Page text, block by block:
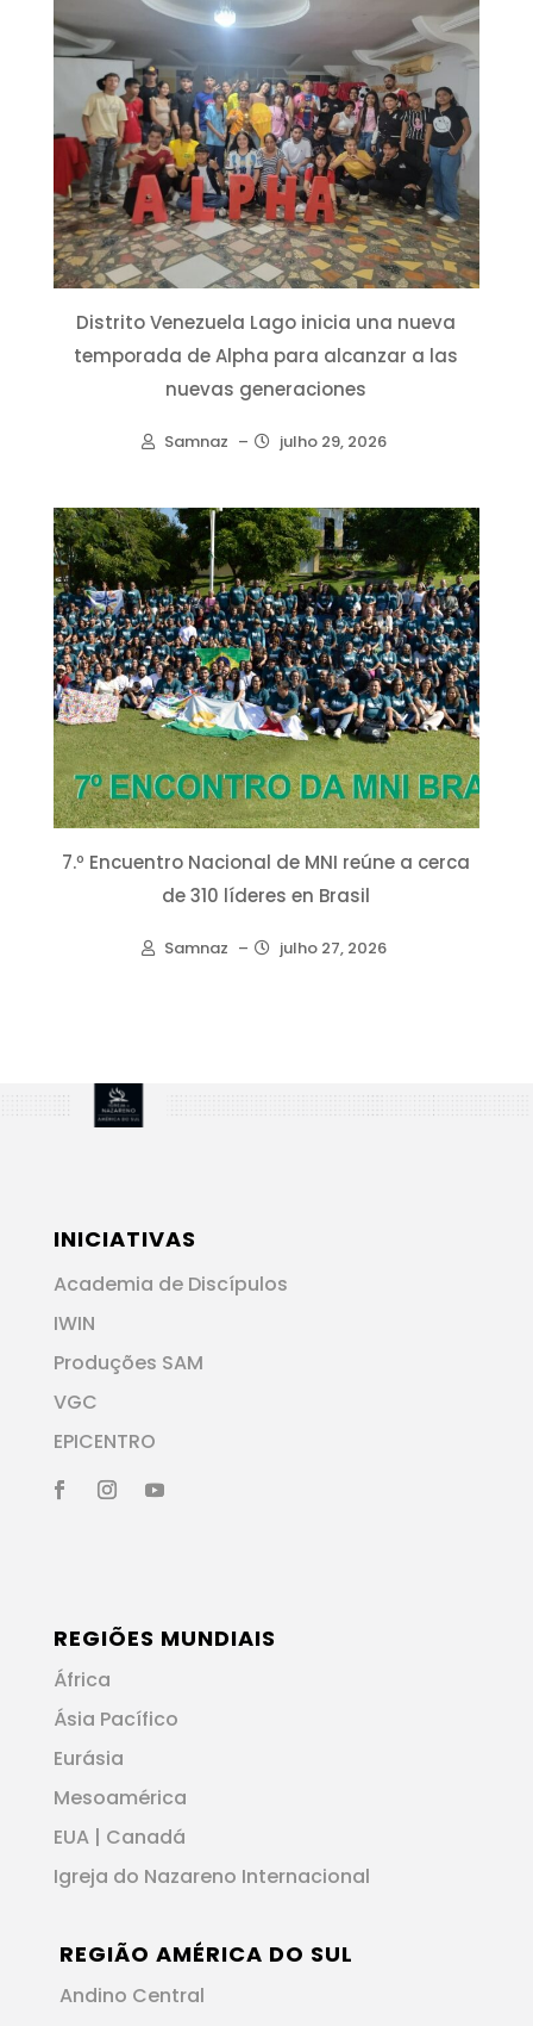
Distrito Venezuela Lago inicia una nueva
temporada de Alpha para alcanzar a las
nuevas generaciones
Samnaz – julho 29, 2026
7.º Encuentro Nacional de MNI reúne a cerca
de 310 líderes en Brasil
Samnaz – julho 27, 2026
INICIATIVAS
Academia de Discípulos
IWIN
Produções SAM
VGC
EPICENTRO
REGIÕES MUNDIAIS
África
Ásia Pacífico
Eurásia
Mesoamérica
EUA | Canadá
Igreja do Nazareno Internacional
REGIÃO AMÉRICA DO SUL
Andino Central